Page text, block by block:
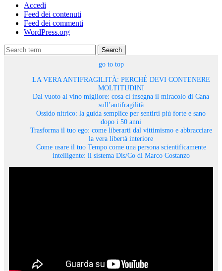
Accedi
Feed dei contenuti
Feed dei commenti
WordPress.org
Search
go to top
LA VERA ANTIFRAGILITÀ: PERCHÉ DEVI CONTENERE
MOLTITUDINI
Dal vuoto al vino migliore: cosa ci insegna il miracolo di Cana
sull’antifragilità
Ossido nitrico: la guida semplice per sentirti più forte e sano
dopo i 50 anni
Trasforma il tuo ego: come liberarti dal vittimismo e abbracciare
la vera libertà interiore
Come usare il tuo Tempo come una persona scientificamente
intelligente: il sistema Dis/Co di Marco Costanzo